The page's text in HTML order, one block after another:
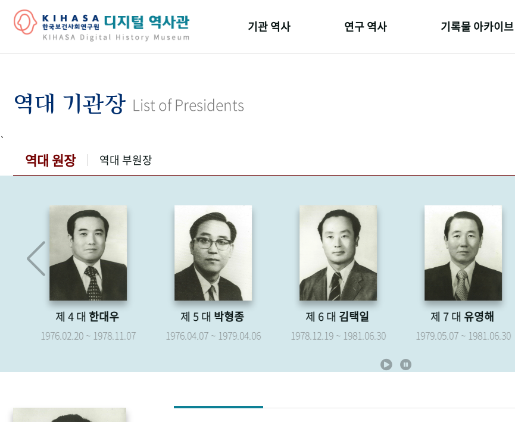
기관 역사 연구 역사 기록물 아카이브
역대 기관장 List of Presidents
`
역대 원장 역대 부원장
제 4 대 한대우
1976.02.20 ~ 1978.11.07
제 5 대 박형종
1976.04.07 ~ 1979.04.06
제 6 대 김택일
1978.12.19 ~ 1981.06.30
제 7 대 유영해
1979.05.07 ~ 1981.06.30